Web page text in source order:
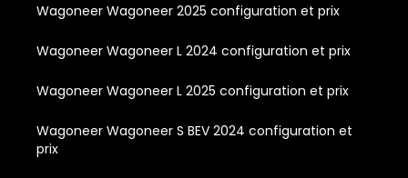
Wagoneer Wagoneer 2025 configuration et prix
Wagoneer Wagoneer L 2024 configuration et prix
Wagoneer Wagoneer L 2025 configuration et prix
Wagoneer Wagoneer S BEV 2024 configuration et
prix